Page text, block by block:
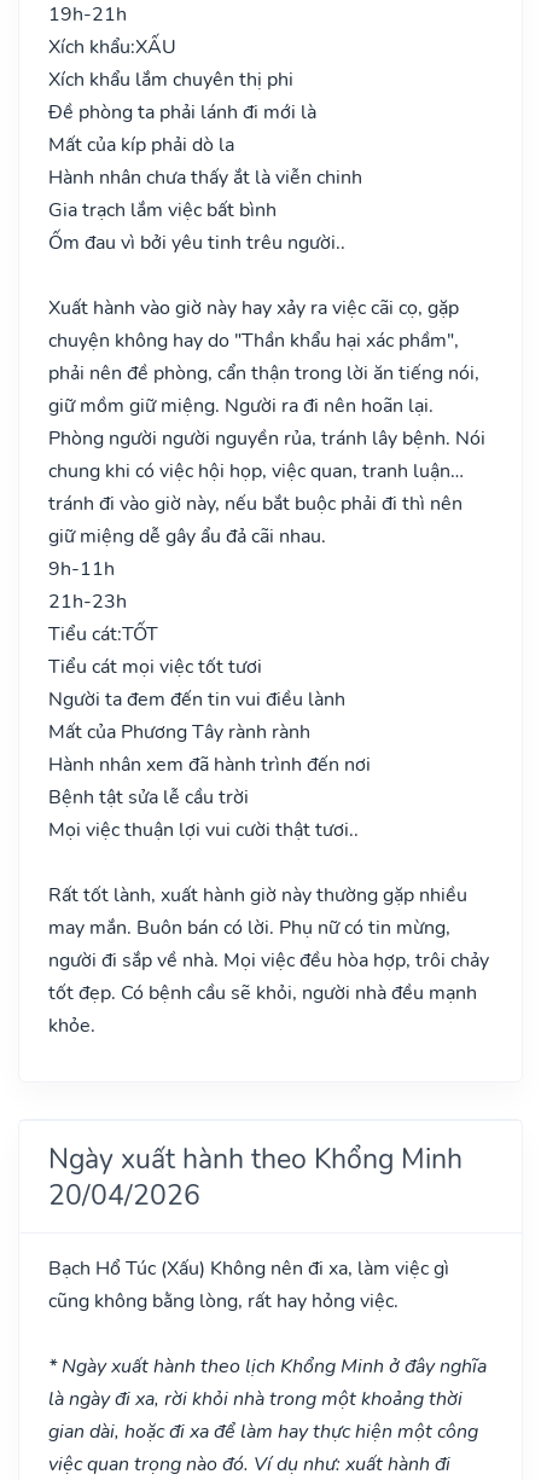
19h-21h
Xích khẩu:XẤU
Xích khẩu lắm chuyên thị phi
Đề phòng ta phải lánh đi mới là
Mất của kíp phải dò la
Hành nhân chưa thấy ắt là viễn chinh
Gia trạch lắm việc bất bình
Ốm đau vì bởi yêu tinh trêu người..
Xuất hành vào giờ này hay xảy ra việc cãi cọ, gặp
chuyện không hay do "Thần khẩu hại xác phầm",
phải nên đề phòng, cẩn thận trong lời ăn tiếng nói,
giữ mồm giữ miệng. Người ra đi nên hoãn lại.
Phòng người người nguyền rủa, tránh lây bệnh. Nói
chung khi có việc hội họp, việc quan, tranh luận…
tránh đi vào giờ này, nếu bắt buộc phải đi thì nên
giữ miệng dễ gây ẩu đả cãi nhau.
9h-11h
21h-23h
Tiểu cát:TỐT
Tiểu cát mọi việc tốt tươi
Người ta đem đến tin vui điều lành
Mất của Phương Tây rành rành
Hành nhân xem đã hành trình đến nơi
Bệnh tật sửa lễ cầu trời
Mọi việc thuận lợi vui cười thật tươi..
Rất tốt lành, xuất hành giờ này thường gặp nhiều
may mắn. Buôn bán có lời. Phụ nữ có tin mừng,
người đi sắp về nhà. Mọi việc đều hòa hợp, trôi chảy
tốt đẹp. Có bệnh cầu sẽ khỏi, người nhà đều mạnh
khỏe.
Ngày xuất hành theo Khổng Minh
20/04/2026
Bạch Hổ Túc (Xấu) Không nên đi xa, làm việc gì
cũng không bằng lòng, rất hay hỏng việc.
* Ngày xuất hành theo lịch Khổng Minh ở đây nghĩa
là ngày đi xa, rời khỏi nhà trong một khoảng thời
gian dài, hoặc đi xa để làm hay thực hiện một công
việc quan trọng nào đó. Ví dụ như: xuất hành đi